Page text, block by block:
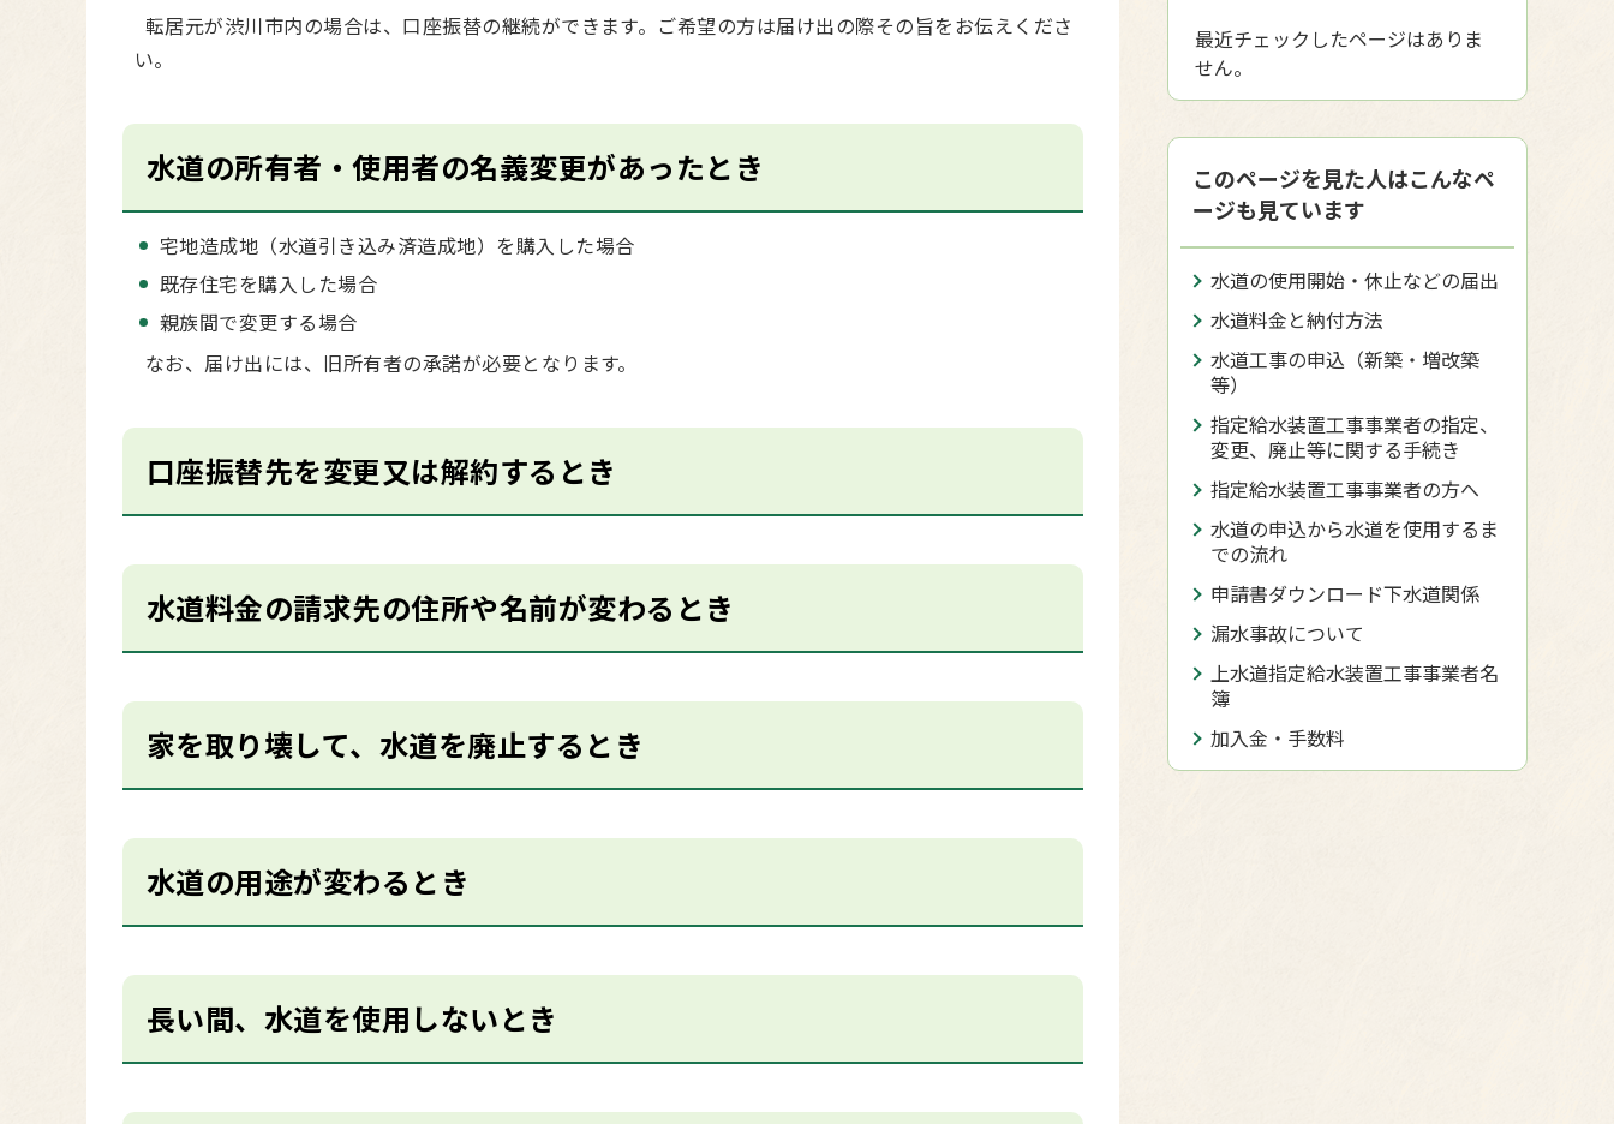
転居元が渋川市内の場合は、口座振替の継続ができます。ご希望の方は届け出の際その旨をお伝えくださ
い。
水道の所有者・使用者の名義変更があったとき
宅地造成地（水道引き込み済造成地）を購入した場合
既存住宅を購入した場合
親族間で変更する場合
なお、届け出には、旧所有者の承諾が必要となります。
口座振替先を変更又は解約するとき
水道料金の請求先の住所や名前が変わるとき
家を取り壊して、水道を廃止するとき
水道の用途が変わるとき
長い間、水道を使用しないとき
最近チェックしたページはありま
せん。
このページを見た人はこんなペ
ージも見ています
水道の使用開始・休止などの届出
水道料金と納付方法
水道工事の申込（新築・増改築
等）
指定給水装置工事事業者の指定、
変更、廃止等に関する手続き
指定給水装置工事事業者の方へ
水道の申込から水道を使用するま
での流れ
申請書ダウンロード下水道関係
漏水事故について
上水道指定給水装置工事事業者名
簿
加入金・手数料